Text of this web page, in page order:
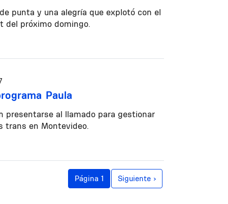
punta y una alegría que explotó con el
del próximo domingo.
Paula
presentarse al llamado para gestionar
trans en Montevideo.
Página 1 Siguiente página
Siguiente ›